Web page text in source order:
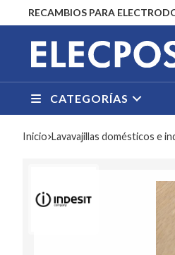
RECAMBIOS PARA
CATEGORÍAS
Inicio lavavajillas domésticos e